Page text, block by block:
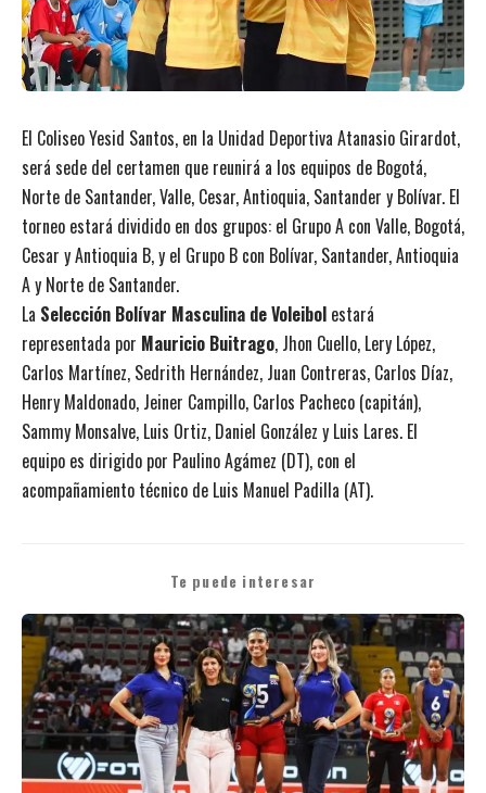
El Coliseo Yesid Santos, en la Unidad Deportiva Atanasio Girardot,
será sede del certamen que reunirá a los equipos de Bogotá,
Norte de Santander, Valle, Cesar, Antioquia, Santander y Bolívar. El
torneo estará dividido en dos grupos: el Grupo A con Valle, Bogotá,
Cesar y Antioquia B, y el Grupo B con Bolívar, Santander, Antioquia
A y Norte de Santander.
La Selección Bolívar Masculina de Voleibol estará
representada por Mauricio Buitrago, Jhon Cuello, Lery López,
Carlos Martínez, Sedrith Hernández, Juan Contreras, Carlos Díaz,
Henry Maldonado, Jeiner Campillo, Carlos Pacheco (capitán),
Sammy Monsalve, Luis Ortiz, Daniel González y Luis Lares. El
equipo es dirigido por Paulino Agámez (DT), con el
acompañamiento técnico de Luis Manuel Padilla (AT).
Te puede interesar